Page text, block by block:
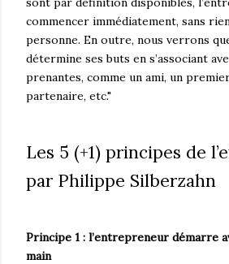
commencer immédiatement, sans
personne. En outre, nous verrons
détermine ses buts en s’associant
prenantes, comme un ami, un
partenaire, etc."
Les 5 (+1) principes de
par Philippe Silberzahn
Principe 1 : l’entrepreneur démarre
main